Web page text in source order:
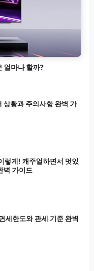
얼마나 할까?
상황과 주의사항 완벽 가
렇게! 캐주얼하면서 멋있
벽 가이드
세한도와 관세 기준 완벽